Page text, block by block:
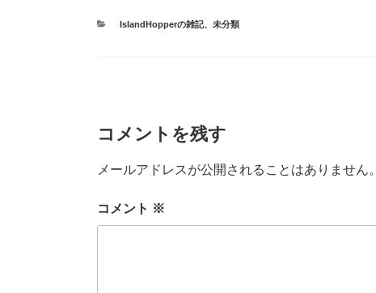
カIslandHopperの雑記、 未分類
コメントを残す
メールアドレスが公開されることはありません。
コメント ※